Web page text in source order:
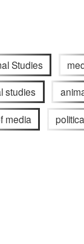
Studies
studies
media